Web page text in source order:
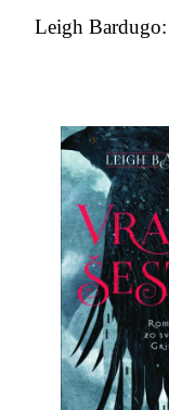
Leigh Bardugo: